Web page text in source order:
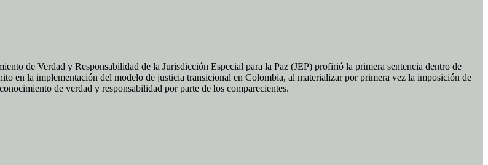
de Verdad y Responsabilidad de la Jurisdicción Especial para la Paz (JEP) profirió la primera sentencia dentro de
en la implementación del modelo de justicia transicional en Colombia, al materializar por primera vez la imposición de
de verdad y responsabilidad por parte de los comparecientes.